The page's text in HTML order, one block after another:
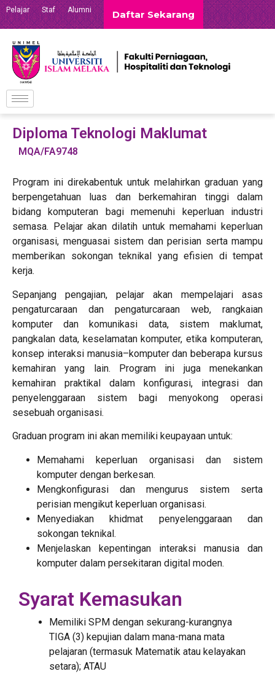
Pelajar Staf Alumni Daftar Sekarang
Diploma Teknologi Maklumat
MQA/FA9748
Program ini direkabentuk untuk melahirkan graduan yang
berpengetahuan luas dan berkemahiran tinggi dalam
bidang komputeran bagi memenuhi keperluan industri
semasa. Pelajar akan dilatih untuk memahami keperluan
organisasi, menguasai sistem dan perisian serta mampu
memberikan sokongan teknikal yang efisien di tempat
kerja.
Sepanjang pengajian, pelajar akan mempelajari asas
pengaturcaraan dan pengaturcaraan web, rangkaian
komputer dan komunikasi data, sistem maklumat,
pangkalan data, keselamatan komputer, etika komputeran,
konsep interaksi manusia–komputer dan beberapa kursus
kemahiran yang lain. Program ini juga menekankan
kemahiran praktikal dalam konfigurasi, integrasi dan
penyelenggaraan sistem bagi menyokong operasi
sesebuah organisasi.
Graduan program ini akan memiliki keupayaan untuk:
Memahami keperluan organisasi dan sistem
komputer dengan berkesan.
Mengkonfigurasi dan mengurus sistem serta
perisian mengikut keperluan organisasi.
Menyediakan khidmat penyelenggaraan dan
sokongan teknikal.
Menjelaskan kepentingan interaksi manusia dan
komputer dalam persekitaran digital moden.
Syarat Kemasukan
Memiliki SPM dengan sekurang-kurangnya
TIGA (3) kepujian dalam mana-mana mata
pelajaran (termasuk Matematik atau kelayakan
setara); ATAU